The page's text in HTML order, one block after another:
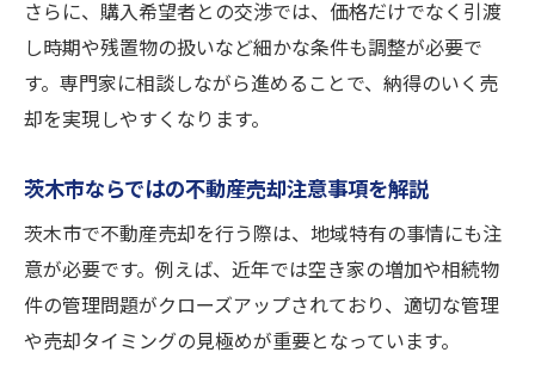
さらに、購入希望者との交渉では、価格だけでなく引渡
し時期や残置物の扱いなど細かな条件も調整が必要で
す。専門家に相談しながら進めることで、納得のいく売
却を実現しやすくなります。
茨木市ならではの不動産売却注意事項を解説
茨木市で不動産売却を行う際は、地域特有の事情にも注
意が必要です。例えば、近年では空き家の増加や相続物
件の管理問題がクローズアップされており、適切な管理
や売却タイミングの見極めが重要となっています。